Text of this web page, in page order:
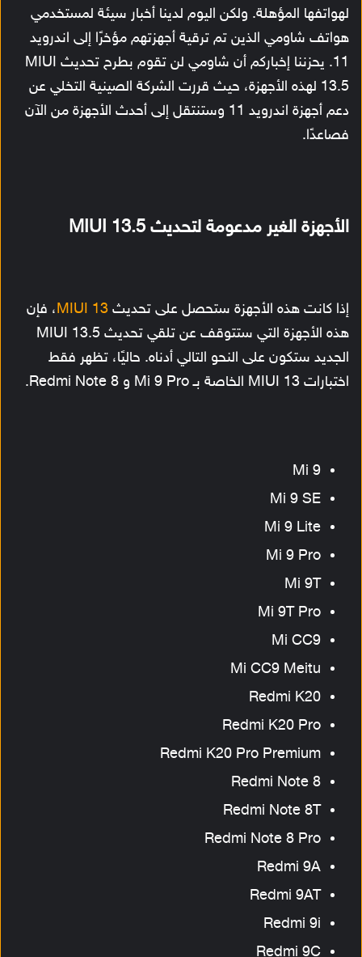
لهواتفها المؤهلة. ولكن اليوم لدينا أخبار سيئة لمستخدمي
هواتف شاومي الذين تم ترقية أجهزتهم مؤخرًا إلى اندرويد
11. يحزننا إخباركم أن شاومي لن تقوم بطرح تحديث MIUI
13.5 لهذه الأجهزة، حيث قررت الشركة الصينية التخلي عن
دعم أجهزة اندرويد 11 وستنتقل إلى أحدث الأجهزة من الآن
فصاعدًا.
الأجهزة الغير مدعومة لتحديث MIUI 13.5
إذا كانت هذه الأجهزة ستحصل على تحديث MIUI 13، فإن
هذه الأجهزة التي ستتوقف عن تلقي تحديث MIUI 13.5
الجديد ستكون على النحو التالي أدناه. حاليًا، تظهر فقط
اختبارات MIUI 13 الخاصة بـ Mi 9 Pro و Redmi Note 8.
Mi 9
Mi 9 SE
Mi 9 Lite
Mi 9 Pro
Mi 9T
Mi 9T Pro
Mi CC9
Mi CC9 Meitu
Redmi K20
Redmi K20 Pro
Redmi K20 Pro Premium
Redmi Note 8
Redmi Note 8T
Redmi Note 8 Pro
Redmi 9A
Redmi 9AT
Redmi 9i
Redmi 9C